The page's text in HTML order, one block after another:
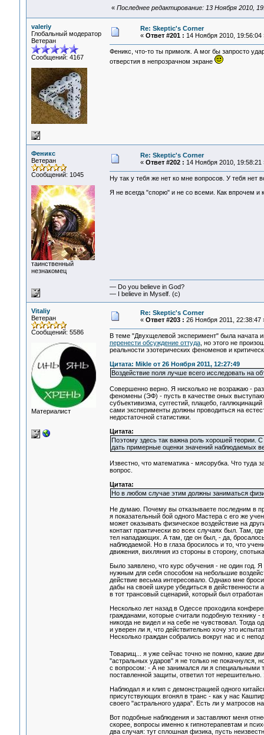
« Последнее редактирование: 13 Ноября 2010,
valeriy
Глобальный модератор
Ветеран
Сообщений: 4167
Re: Skeptic's Corner
« Ответ #201 : 14 Ноября 2010, 19:56:04
Феникс, что-то ты примолк. А мог бы запросто
отверстия в непрозрачном экране
Феникс
Ветеран
Сообщений: 1045
таинственный
незнакомец
Re: Skeptic's Corner
« Ответ #202 : 14 Ноября 2010, 19:58:21
Ну так у тебя же нет ко мне вопросов. У тебя нет
Я не всегда "спорю" и не со всеми. Как впрочем и
— Do you believe in God?
— I believe in Myself. (c)
Vitaliy
Ветеран
Сообщений: 5586
Материалист
Re: Skeptic's Corner
« Ответ #203 : 26 Ноября 2011, 22:38:47
В теме "Двухщелевой эксперимент" была начата
перенести обсуждение оттуда, но этого не
реальности эзотерических феноменов и
Цитата: Mikle от 26 Ноября 2011, 12:27:49
Воздействие поля лучше всего исследовать на
Совершенно верно. Я нисколько не возражаю -
феномены (ЭФ) - пусть в качестве оных
субъективизма, суггестий, плацебо,
сами эксперименты должны проводиться на
недостаточной статистики.
Цитата:
Поэтому здесь так важна роль хорошей теории.
дать примерные оценки значений наблюдаемых
Известно, что математика - мясорубка. Что туда
вопрос.
Цитата:
Но в любом случае этим должны заниматься
Не думаю. Почему вы отказываете последним в
я показательный бой одного Мастера с его же
может оказывать физическое воздействие на
контакт практически во всех случаях был. Там,
тел нападающих. А там, где он был, - да,
наблюдаемой. Но в глаза бросилось и то, что
движения, вихляния из стороны в сторону,
Было заявлено, что курс обучения - не один год.
нужным для себя способом на небольшие
действие весьма интересовало. Однако мне
дабы на своей шкуре убедиться в
в тот трансовый сценарий, который был
Несколько лет назад в Одессе проходила
гражданами, которые считали подобную технику
никогда не видел и на себе не чувствовал. Тогда
и уверен ли я, что действительно хочу это
Несколько граждан собрались вокруг нас и с
Товарищ... я уже сейчас точно не помню, какие
"астральных ударов" я не только не покачнулся,
с вопросом: - А не занимался ли я специальными
поставленной защиты, ответил тот
Наблюдал я и клип с демонстрацией одного
присутствующих вгонял в транс - как у нас
своего "астрального удара". Есть ли у матросов
Вот подобные наблюдения и заставляют меня
скорее, вопросы именно к гипнотерапевтам и
два случая: тут сплошная физика, пусть